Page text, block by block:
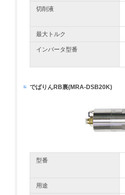
切削液
最大トルク
インバータ型番
でばりんRB裏(MRA-DSB20K)
型番
用途